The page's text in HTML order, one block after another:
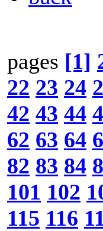
pages [1]
22 23 24
42 43 44
62 63 64
82 83 84
101 102
115 116